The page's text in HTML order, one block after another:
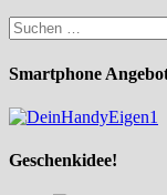
Suchen
nach:
Smartphone
Geschenkidee!